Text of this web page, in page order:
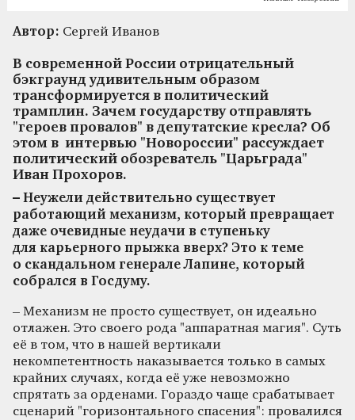
Автор: Сергей Иванов
В современной России отрицательный
бэкграунд удивительным образом
трансформируется в политический
трамплин. Зачем государству отправлять
"героев провалов" в депутатские кресла? Об
этом в интервью "Новороссии" рассуждает
политический обозреватель "Царьграда"
Иван Прохоров.
– Неужели действительно существует
работающий механизм, который превращает
даже очевидные неудачи в ступеньку
для карьерного прыжка вверх? Это к теме
о скандальном генерале Лапине, который
собрался в Госдуму.
– Механизм не просто существует, он идеально
отлажен. Это своего рода "аппаратная магия". Суть
её в том, что в нашей вертикали
некомпетентность наказывается только в самых
крайних случаях, когда её уже невозможно
спрятать за орденами. Гораздо чаще срабатывает
сценарий "горизонтального спасения": провалился